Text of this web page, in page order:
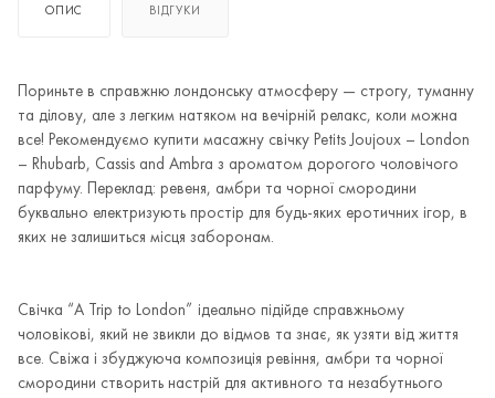
ОПИС ВІДГУКИ
Пориньте в справжню лондонську атмосферу — строгу, туманну
та ділову, але з легким натяком на вечірній релакс, коли можна
все! Рекомендуємо купити масажну свічку Petits Joujoux – London
– Rhubarb, Cassis and Ambra з ароматом дорогого чоловічого
парфуму. Переклад: ревеня, амбри та чорної смородини
буквально електризують простір для будь-яких еротичних ігор, в
яких не залишиться місця заборонам.
Свічка “A Trip to London” ідеально підійде справжньому
чоловікові, який не звикли до відмов та знає, як узяти від життя
все. Свіжа і збуджуюча композиція ревіння, амбри та чорної
смородини створить настрій для активного та незабутнього